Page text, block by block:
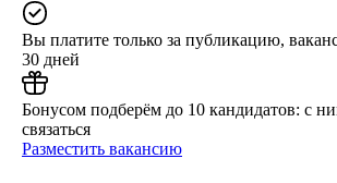
Вы платите только за публикацию,
30 дней
Бонусом подберём до 10 кандидатов: с
связаться
Разместить вакансию